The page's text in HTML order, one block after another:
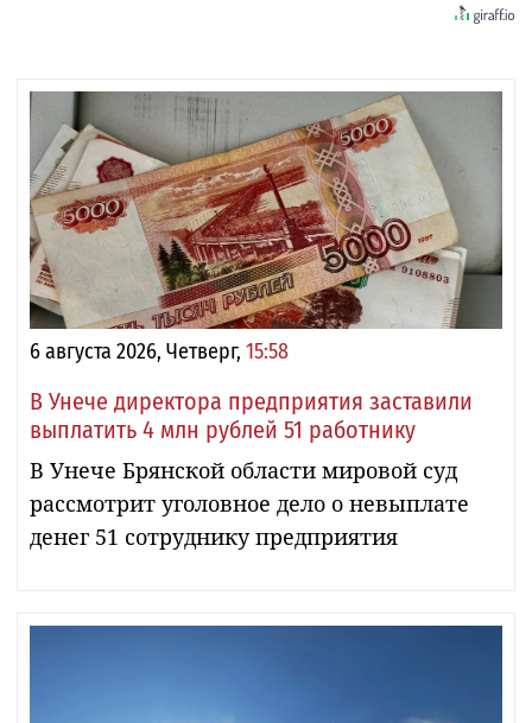
6 августа 2026, Четверг, 15:58
В Унече директора предприятия заставили
выплатить 4 млн рублей 51 работнику
В Унече Брянской области мировой суд
рассмотрит уголовное дело о невыплате
денег 51 сотруднику предприятия